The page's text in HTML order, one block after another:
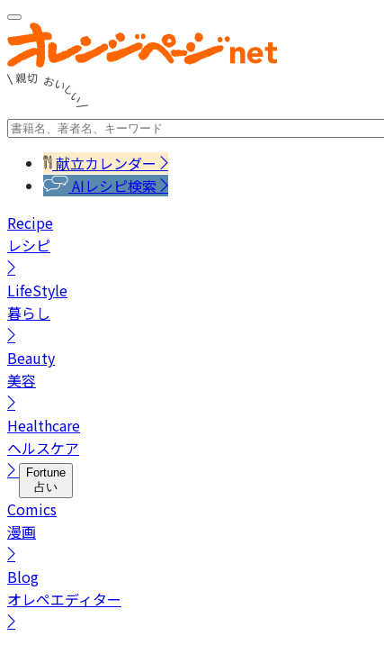
献立カレンダー
AIレシピ検索
Recipe
レシピ
LifeStyle
暮らし
Beauty
美容
Healthcare
ヘルスケア
Fortune
占い
Comics
漫画
Blog
オレペエディター